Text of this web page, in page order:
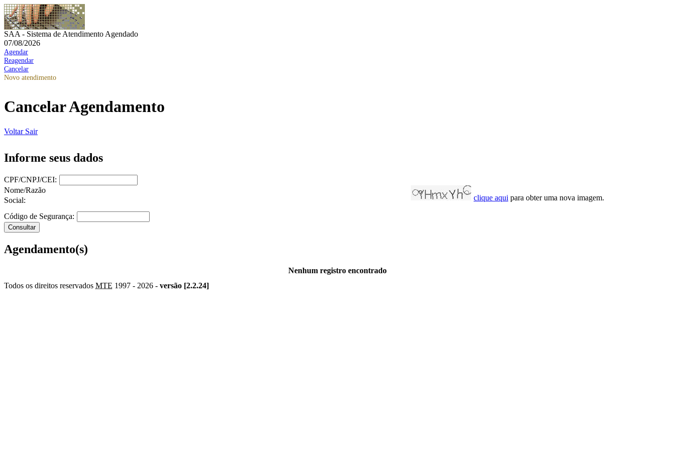
SAA - Sistema de Atendimento Agendado
07/08/2026
Agendar
Reagendar
Cancelar
Novo atendimento
Cancelar Agendamento
Voltar Sair
Informe seus dados
CPF/CNPJ/CEI:
Nome/Razão
Social:
clique aqui para obter uma nova imagem.
Código de Segurança:
Agendamento(s)
Nenhum registro encontrado
Todos os direitos reservados MTE 1997 - 2026 - versão [2.2.24]